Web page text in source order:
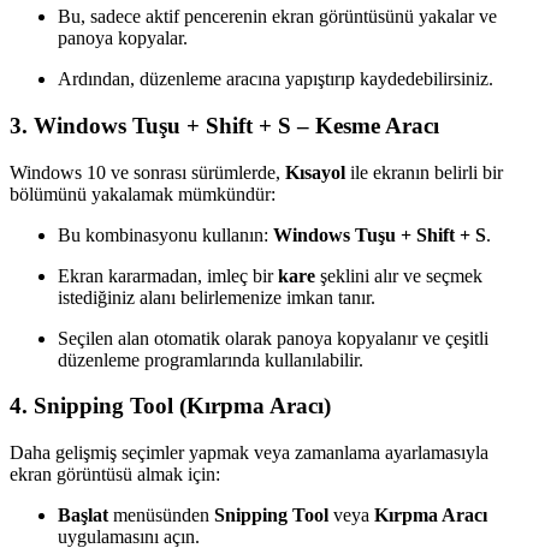
Bu, sadece aktif pencerenin ekran görüntüsünü yakalar ve
panoya kopyalar.
Ardından, düzenleme aracına yapıştırıp kaydedebilirsiniz.
3. Windows Tuşu + Shift + S – Kesme Aracı
Windows 10 ve sonrası sürümlerde, Kısayol ile ekranın belirli bir
bölümünü yakalamak mümkündür:
Bu kombinasyonu kullanın: Windows Tuşu + Shift + S.
Ekran kararmadan, imleç birkare şeklini alır ve seçmek
istediğiniz alanı belirlemenize imkan tanır.
Seçilen alan otomatik olarak panoya kopyalanır ve çeşitli
düzenleme programlarında kullanılabilir.
4. Snipping Tool (Kırpma Aracı)
Daha gelişmiş seçimler yapmak veya zamanlama ayarlamasıyla
ekran görüntüsü almak için:
Başlat menüsünden Snipping Tool veya Kırpma Aracı
uygulamasını açın.